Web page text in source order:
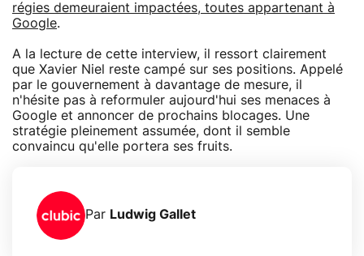
régies demeuraient impactées, toutes appartenant à
Google.
A la lecture de cette interview, il ressort clairement
que Xavier Niel reste campé sur ses positions. Appelé
par le gouvernement à davantage de mesure, il
n'hésite pas à reformuler aujourd'hui ses menaces à
Google et annoncer de prochains blocages. Une
stratégie pleinement assumée, dont il semble
convaincu qu'elle portera ses fruits.
Par Ludwig Gallet